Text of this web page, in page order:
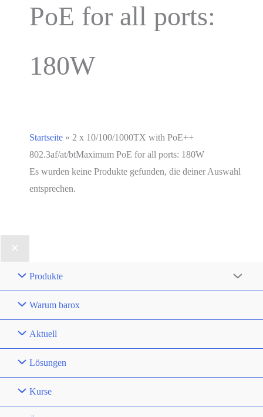
PoE for all ports:
180W
Startseite » 2 x 10/100/1000TX with PoE++
802.3af/at/btMaximum PoE for all ports: 180W
Es wurden keine Produkte gefunden, die deiner Auswahl
entsprechen.
Produkte
Warum barox
Aktuell
Lösungen
Kurse